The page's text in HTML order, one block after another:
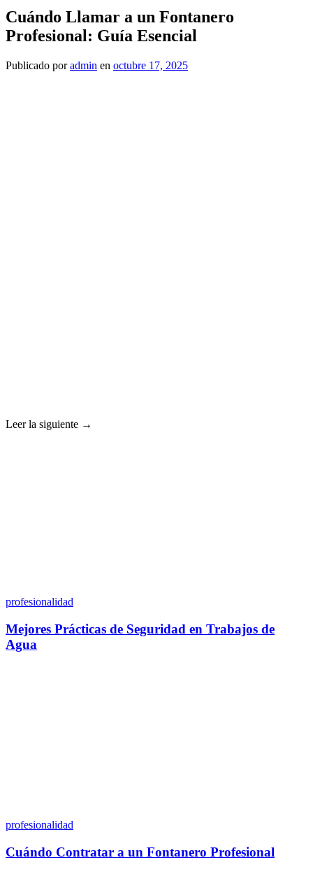
Cuándo Llamar a un Fontanero
Profesional: Guía Esencial
Publicado poradmin en octubre 17, 2025
Leer la siguiente →
profesionalidad
Mejores Prácticas de Seguridad en Trabajos de
Agua
profesionalidad
Cuándo Contratar a un Fontanero Profesional